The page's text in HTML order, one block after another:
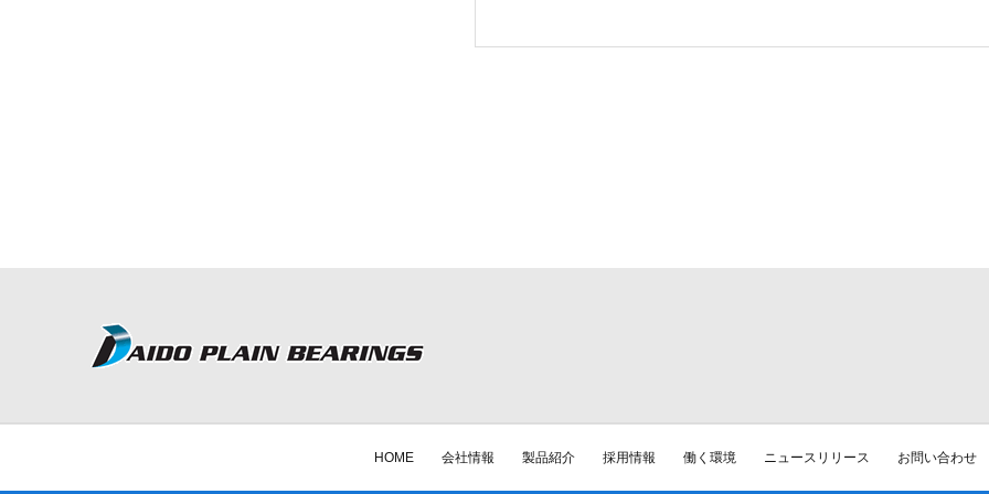
HOME 会社情報 製品紹介 採用情報 働く環境 ニュースリリース お問い合わせ